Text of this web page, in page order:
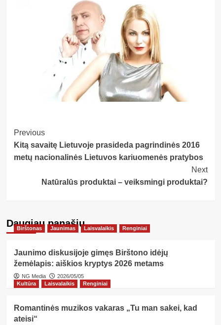
Post
Navigation
Previous
Kitą savaitę Lietuvoje prasideda pagrindinės 2016
metų nacionalinės Lietuvos kariuomenės pratybos
Next
Natūralūs produktai – veiksmingi produktai?
Daugiau panašių…
Birštonas Jaunimas Laisvalaikis Renginiai
Jaunimo diskusijoje gimęs Birštono idėjų
žemėlapis: aiškios kryptys 2026 metams
NG Media
2026/05/05
Kultūra
Laisvalaikis Renginiai
Romantinės muzikos vakaras „Tu man sakei, kad
ateisi“